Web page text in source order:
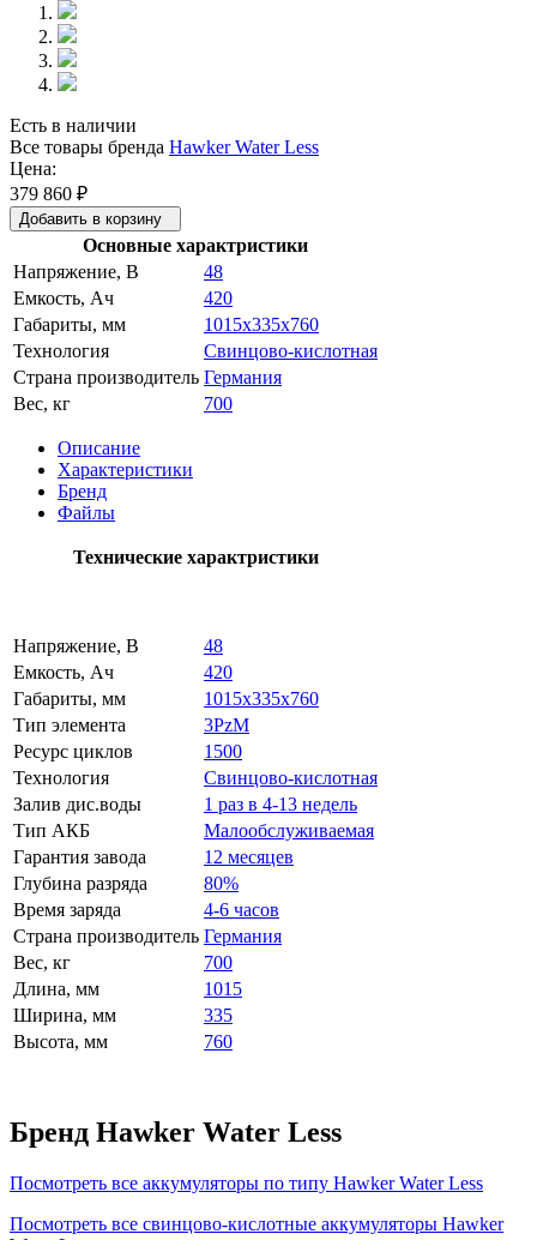
Есть в наличии
Все товары бренда Hawker Water Less
Цена:
379 860 ₽
Добавить в корзину
Основные характристики
Напряжение, В
48
Емкость, Ач
420
Габариты, мм
1015x335x760
Технология
Свинцово-кислотная
Страна производитель Германия
Вес, кг
700
Описание
Характеристики
Бренд
Файлы
Технические характристики
Напряжение, В
48
Емкость, Ач
420
Габариты, мм
1015x335x760
Тип элемента
3PzM
Ресурс циклов
1500
Технология
Свинцово-кислотная
Залив дис.воды
1 раз в 4-13 недель
Тип АКБ
Малообслуживаемая
Гарантия завода
12 месяцев
Глубина разряда
80%
Время заряда
4-6 часов
Страна производитель Германия
Вес, кг
700
Длина, мм
1015
Ширина, мм
335
Высота, мм
760
Бренд Hawker Water Less
Посмотреть все аккумуляторы по типу Hawker Water Less
Посмотреть все свинцово-кислотные аккумуляторы Hawker